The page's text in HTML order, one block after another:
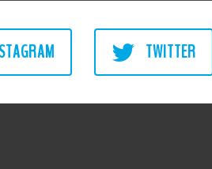
TWITTER